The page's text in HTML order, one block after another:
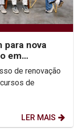
para nova
em
de renovação
de
LER MAIS